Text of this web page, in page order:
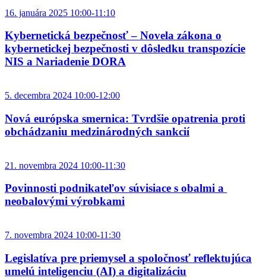
16. januára 2025 10:00-11:10
Kybernetická bezpečnosť – Novela zákona o
kybernetickej bezpečnosti v dôsledku transpozície
NIS a Nariadenie DORA
5. decembra 2024 10:00-12:00
Nová európska smernica: Tvrdšie opatrenia proti
obchádzaniu medzinárodných sankcií
21. novembra 2024 10:00-11:30
Povinnosti podnikateľov súvisiace s obalmi a
neobalovými výrobkami
7. novembra 2024 10:00-11:30
Legislatíva pre priemysel a spoločnosť reflektujúca
umelú inteligenciu (AI) a digitalizáciu